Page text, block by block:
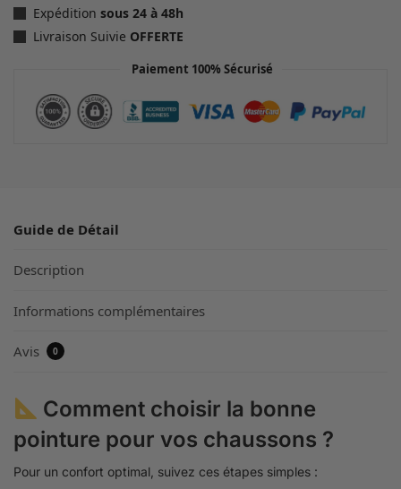
Expédition sous 24 à 48h
Livraison Suivie OFFERTE
Paiement 100% Sécurisé
Guide de Détail
Description
Informations complémentaires
Avis 0
Comment choisir la bonne
pointure pour vos chaussons ?
Pour un confort optimal, suivez ces étapes simples :